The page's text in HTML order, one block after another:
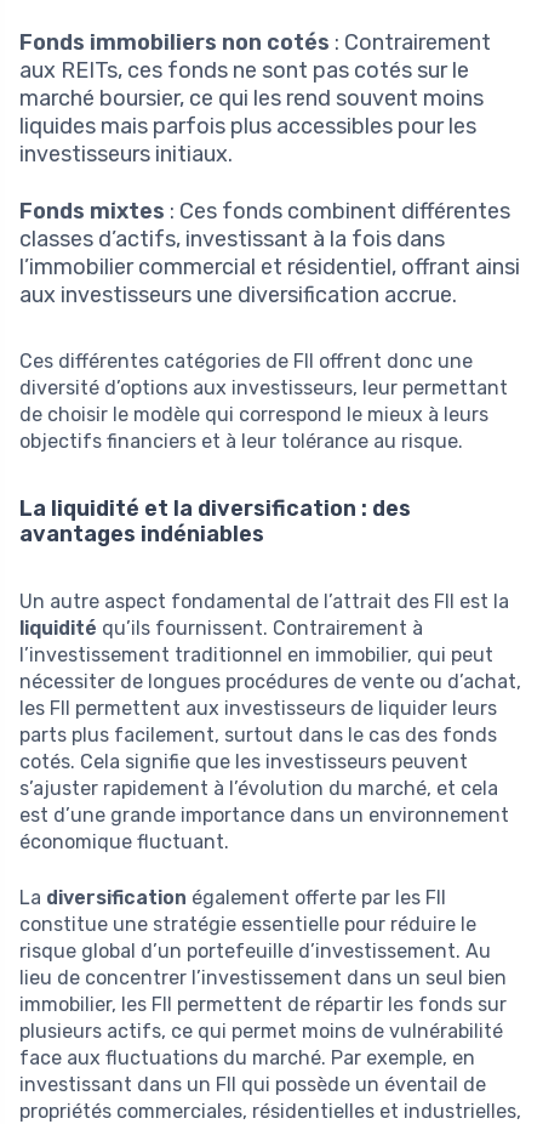
Fonds immobiliers non cotés : Contrairement
aux REITs, ces fonds ne sont pas cotés sur le
marché boursier, ce qui les rend souvent moins
liquides mais parfois plus accessibles pour les
investisseurs initiaux.
Fonds mixtes : Ces fonds combinent différentes
classes d’actifs, investissant à la fois dans
l’immobilier commercial et résidentiel, offrant ainsi
aux investisseurs une diversification accrue.
Ces différentes catégories de FII offrent donc une
diversité d’options aux investisseurs, leur permettant
de choisir le modèle qui correspond le mieux à leurs
objectifs financiers et à leur tolérance au risque.
La liquidité et la diversification : des
avantages indéniables
Un autre aspect fondamental de l’attrait des FII est la
liquidité qu’ils fournissent. Contrairement à
l’investissement traditionnel en immobilier, qui peut
nécessiter de longues procédures de vente ou d’achat,
les FII permettent aux investisseurs de liquider leurs
parts plus facilement, surtout dans le cas des fonds
cotés. Cela signifie que les investisseurs peuvent
s’ajuster rapidement à l’évolution du marché, et cela
est d’une grande importance dans un environnement
économique fluctuant.
La diversification également offerte par les FII
constitue une stratégie essentielle pour réduire le
risque global d’un portefeuille d’investissement. Au
lieu de concentrer l’investissement dans un seul bien
immobilier, les FII permettent de répartir les fonds sur
plusieurs actifs, ce qui permet moins de vulnérabilité
face aux fluctuations du marché. Par exemple, en
investissant dans un FII qui possède un éventail de
propriétés commerciales, résidentielles et industrielles,